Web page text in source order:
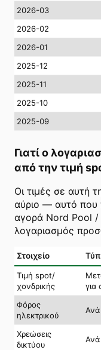
2026-03
2026-02
2026-01
2025-12
2025-11
2025-10
2025-09
Γιατί ο
από την τιμή
Οι τιμές σε αυτή
αύριο — αυτό που
αγορά Nord Pool /
λογαριασμός
Στοιχείο
Τιμή spot/
χονδρικής
για
Φόρος
ηλεκτρικού
Ανά
Χρεώσεις
δικτύου
Ανά